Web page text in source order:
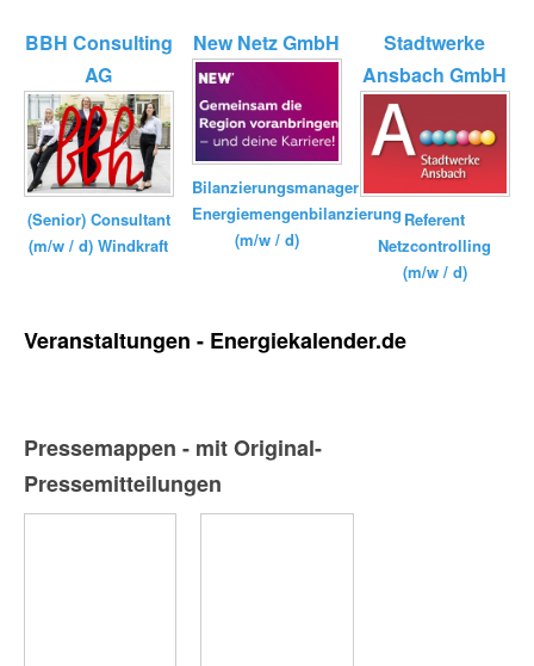
BBH Consulting
AG
(Senior) Consultant
(m/w / d) Windkraft
New Netz GmbH
Bilanzierungsmanager
Energiemengenbilanzierung
(m/w / d)
Stadtwerke
Ansbach GmbH
Referent
Netzcontrolling
(m/w / d)
Veranstaltungen - Energiekalender.de
Pressemappen - mit Original-
Pressemitteilungen